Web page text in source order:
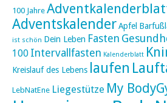
100 Jahre
AdventskalenderApfel
ist schön Dein Leben Fasten
100 Intervallfasten Kalenderblatt
Kreislauf des Lebens laufen
LebNatEne Liegestütze My